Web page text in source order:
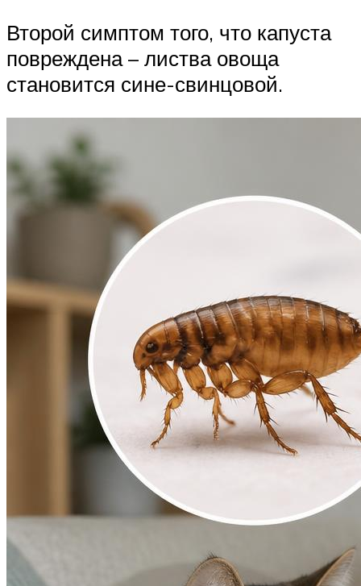
Второй симптом того, что капуста
повреждена – листва овоща
становится сине-свинцовой.